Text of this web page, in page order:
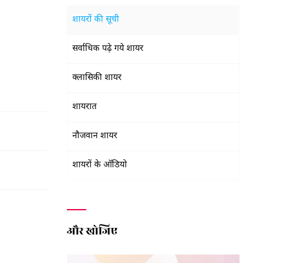
शायरों की सूची
सर्वाधिक पढ़े गये शायर
क्लासिकी शायर
शायरात
नौजवान शायर
शायरों के ऑडियो
और खोजिए